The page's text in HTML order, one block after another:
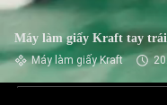
Máy làm giấy Kraft tay
Máy làm giấy Kraft